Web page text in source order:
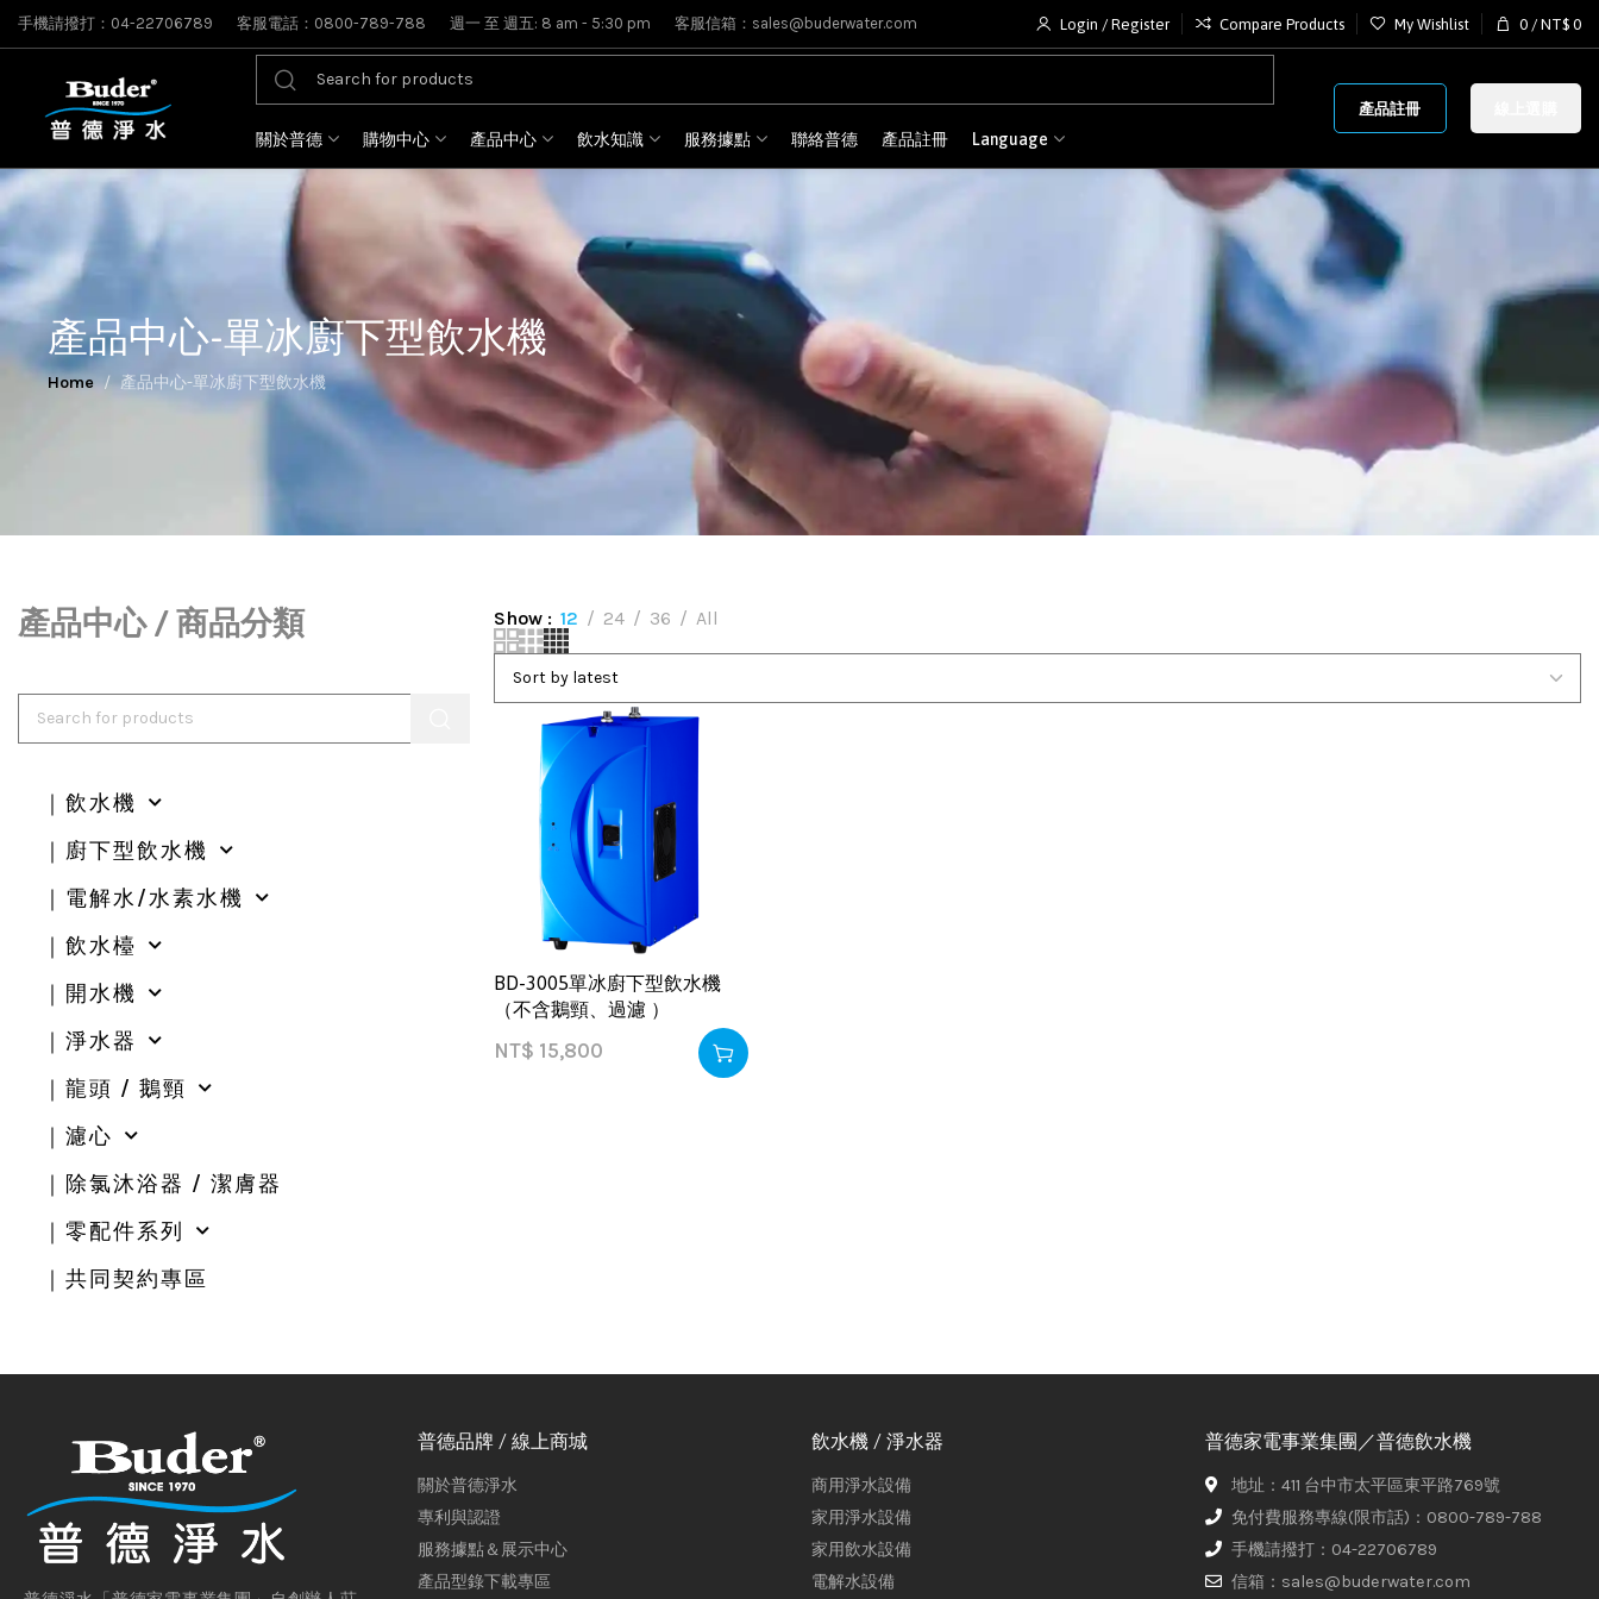
手機請撥打：04-22706789 客服電話：0800-789-788 週一 至 週五: 8 am - 5:30 pm 客服信箱：sales@buderwater.com Login / Register Compare Products My Wishlist 0 / NT$ 0
關於普德 購物中心 產品中心 飲水知識 服務據點 聯絡普德 產品註冊 Language
產品註冊
產品中心-單冰廚下型飲水機
Home 產品中心-單冰廚下型飲水機
產品中心 / 商品分類
｜飲水機
｜廚下型飲水機
｜電解水/水素水機
｜飲水檯
｜開水機
｜淨水器
｜龍頭 / 鵝頸
｜濾心
｜除氯沐浴器 / 潔膚器
｜零配件系列
｜共同契約專區
Show 12 24 36 All
BD-3005單冰廚下型飲水機
（不含鵝頸、過濾 ）
NT$ 15,800
普德品牌 / 線上商城
關於普德淨水
專利與認證
服務據點＆展示中心
產品型錄下載專區
飲水機 / 淨水器
商用淨水設備
家用淨水設備
家用飲水設備
電解水設備
普德家電事業集團／普德飲水機
地址：411 台中市太平區東平路769號
免付費服務專線(限市話)：0800-789-788
手機請撥打：04-22706789
信箱：sales@buderwater.com